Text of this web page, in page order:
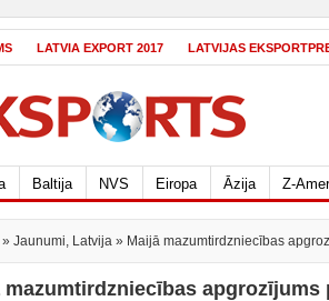
LATVIA EXPORT 2017 LATVIJAS
Baltija NVS Eiropa Āzija Z-
» Jaunumi, Latvija » Maijā mazumtirdzniecības
mazumtirdzniecības apgrozījums